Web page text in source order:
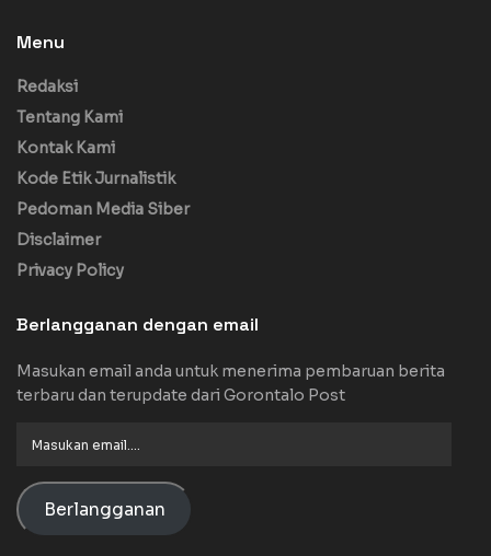
Menu
Redaksi
Tentang Kami
Kontak Kami
Kode Etik Jurnalistik
Pedoman Media Siber
Disclaimer
Privacy Policy
Berlangganan dengan email
Masukan email anda untuk menerima pembaruan berita
terbaru dan terupdate dari Gorontalo Post
Berlangganan